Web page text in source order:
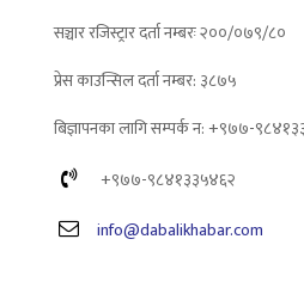
सञ्चार रजिस्ट्रार दर्ता नम्बरः २००/०७९/८०
प्रेस काउन्सिल दर्ता नम्बर: ३८७५
बिज्ञापनका लागि सम्पर्क न: +९७७-
+९७७-९८४१३३५४६२
info@dabalikhabar.com